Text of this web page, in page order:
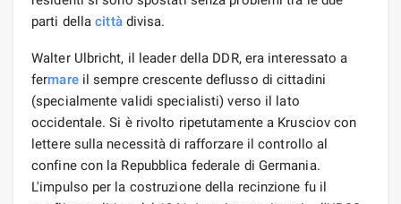
parti dellacittàdivisa.
Walter Ulbricht, il leader della DDR, era interessato a
fermareil sempre crescente deflusso di cittadini
(specialmente validi specialisti) verso il lato
occidentale. Si è rivolto ripetutamente a Krusciov con
lettere sulla necessità di rafforzare il controllo al
confine con la Repubblica federale di Germania.
L'impulso per la costruzione della recinzione fu il